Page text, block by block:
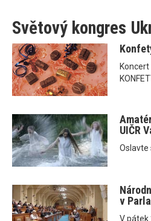
Světový kongres
UIČR
Oslavte
v
V pátek